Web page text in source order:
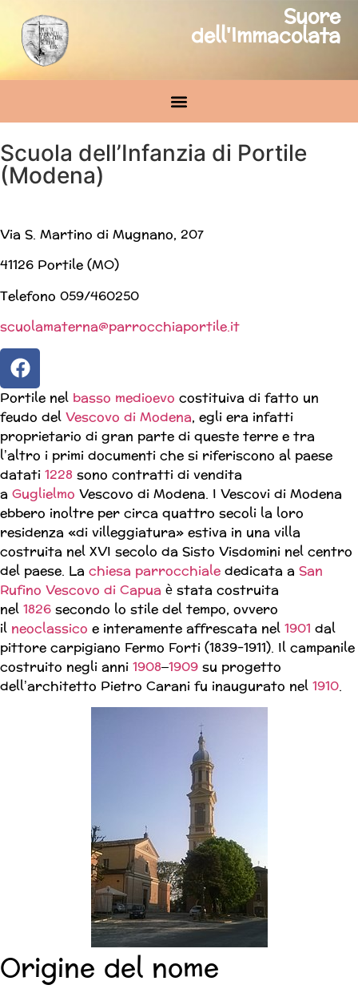
Suore
dell'Immacolata
Scuola dell’Infanzia di Portile
(Modena)
Via S. Martino di Mugnano, 207
41126 Portile (MO)
Telefono 059/460250
scuolamaterna@parrocchiaportile.it
Portile nel basso medioevo costituiva di fatto un
feudo delVescovo di Modena, egli era infatti
proprietario di gran parte di queste terre e tra
l’altro i primi documenti che si riferiscono al paese
datati1228 sono contratti di vendita
a Guglielmo Vescovo di Modena. I Vescovi di Modena
ebbero inoltre per circa quattro secoli la loro
residenza «di villeggiatura» estiva in una villa
costruita nel XVI secolo da Sisto Visdomini nel centro
del paese. La chiesa parrocchialededicata a San
Rufino Vescovo di Capua è stata costruita
nel1826secondo lo stile del tempo, ovvero
il neoclassico e interamente affrescata nel1901 dal
pittore carpigiano Fermo Forti (1839-1911). Il campanile
costruito negli anni1908–1909su progetto
dell’architetto Pietro Carani fu inaugurato nel1910.
Origine del nome